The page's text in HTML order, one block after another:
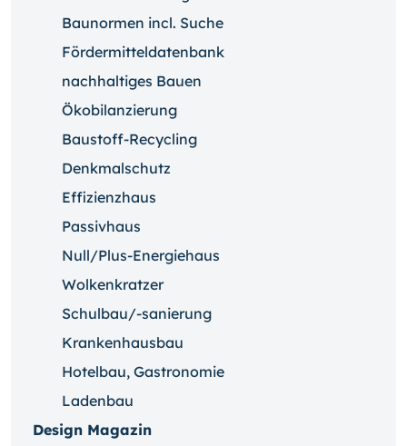
Baunormen incl. Suche
Fördermitteldatenbank
nachhaltiges Bauen
Ökobilanzierung
Baustoff-Recycling
Denkmalschutz
Effizienzhaus
Passivhaus
Null/Plus-Energiehaus
Wolkenkratzer
Schulbau/-sanierung
Krankenhausbau
Hotelbau, Gastronomie
Ladenbau
Design Magazin